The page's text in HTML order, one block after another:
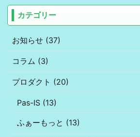
カテゴリー
お知らせ (37)
コラム (3)
プロダクト (20)
Pas-IS (13)
ふぁーもっと (13)